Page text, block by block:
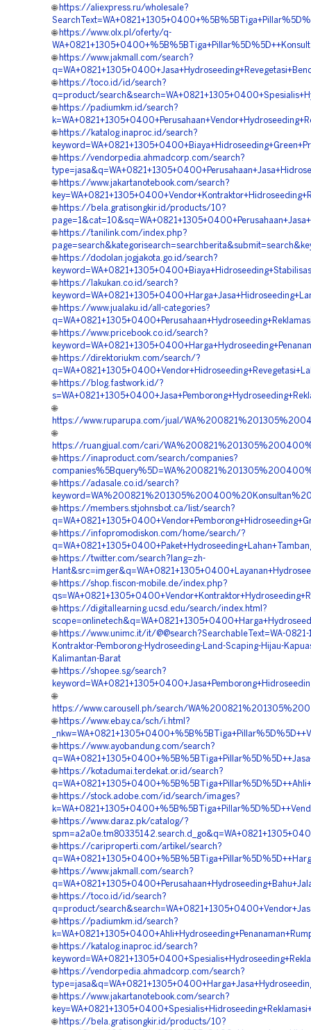
🌐 https://aliexpress.ru/wholesale?
🌐 https://www.olx.pl/oferty/q-
🌐 https://www.jakmall.com/search?
🌐 https://toco.id/id/search?
q=product/
🌐 https://padiumkm.id/search?
🌐 https://katalog.inaproc.id/search?
🌐 https://vendorpedia.ahmadcorp.com/search?
🌐 https://www.jakartanotebook.com/search?
🌐 https://bela.gratisongkir.id/products/10?
🌐 https://tanilink.com/index.php?
🌐 https://dodolan.jogjakota.go.id/search?
🌐 https://lakukan.co.id/search?
🌐 https://www.jualaku.id/all-categories?
🌐 https://www.pricebook.co.id/search?
🌐 https://direktoriukm.com/search/?
🌐 https://blog.fastwork.id/?
🌐
https://www.ruparupa.com/jual/
🌐
https://ruangjual.com/cari/
🌐 https://inaproduct.com/search/companies?
🌐 https://adasale.co.id/search?
🌐 https://members.stjohnsbot.ca/list/search?
🌐 https://infopromodiskon.com/home/search/?
🌐 https://twitter.com/search?lang=zh-
🌐 https://shop.fiscon-mobile.de/index.php?
🌐 https://digitallearning.ucsd.edu/search/index.html?
🌐 https://www.unimc.it/it/@@search?SearchableText=WA-
Kontraktor-Pemborong-Hydroseeding-Land-Scaping-Hijau-
Kalimantan-Barat
🌐 https://shopee.sg/search?
🌐
https://www.carousell.ph/search/
🌐 https://www.ebay.ca/sch/i.html?
🌐 https://www.ayobandung.com/search?
🌐 https://kotadumai.terdekat.or.id/search?
🌐 https://stock.adobe.com/id/search/images?
🌐 https://www.daraz.pk/catalog/?
🌐 https://cariproperti.com/artikel/search?
🌐 https://www.jakmall.com/search?
🌐 https://toco.id/id/search?
q=product/
🌐 https://padiumkm.id/search?
🌐 https://katalog.inaproc.id/search?
🌐 https://vendorpedia.ahmadcorp.com/search?
🌐 https://www.jakartanotebook.com/search?
🌐 https://bela.gratisongkir.id/products/10?